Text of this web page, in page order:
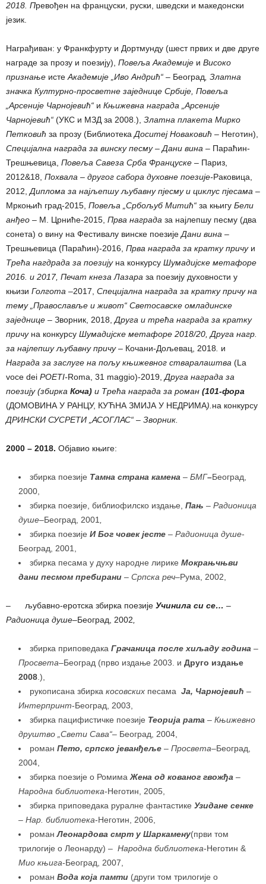
2018. Превођен на француски, руски, шведски и македонски
језик.
Награђиван: у Франкфурту и Дортмунду (шест првих и две друге
награде за прозу и поезију), Повеља Академије и Високо
признање истеАкадемије „Иво Андрић“ – Београд, Златна
значка Културно-просветне заједнице Србије, Повеља
„Арсеније Чарнојевић“ и Књижевна награда „Арсеније
Чарнојевић“ (УКС и МЗД за 2008.), Златна плакета Мирко
Петковић за прозу (БиблиотекаДоситеј Новаковић – Неготин),
Специјална награда за винску песму – Дани вина – Параћин-
Трешњевица, Повеља Савеза Срба Француске – Париз,
2012&18, Похвала – другог сабора духовне поезије-Раковица,
2012,Диплома за најљепшу љубавну пјесму и циклус пјесама –
Мркоњић град-2015, Повеља „Србољуб Митић“ за књигу Бели
анђео – М. Црниће-2015, Прва награда за најлепшу песму (два
сонета) о вину на Фестивалу винске поезијеДани вина –
Трешњевица (Параћин)-2016, Прва награда за кратку причуи
Трећа нагдрада за поезију на конкурсу Шумадијске метафоре
2016. и 2017, Печат кнеза Лазара за поезију духовности у
књизи Голгота –2017, Специјална награда за кратку причу на
тему „Православље и живот“ Светосавске омладинске
заједнице – Зворник, 2018, Друга и трећа награда за кратку
причу на конкурсу Шумадијске метафоре 2018/20, Друга нагр.
за најлепшу љубавну причу – Кочани-Дољевац, 2018. и
Награда за заслуге на пољу књижевног стваралаштва (La
voce dei POETI-Roma, 31 maggio)-2019,Друга награда за
поезију (збирка Коча) и Трећа награда за роман (101-фора
(ДОМОВИНА У РАНЦУ, КУЋНА ЗМИЈА У НЕДРИМА).на конкурсу
ДРИНСКИ СУСРЕТИ „АСОГЛАС“ – Зворник.
2000 – 2018. Објавио књиге:
збирка поезије Тамна страна камена – БМГ–Београд,
2000,
збирка поезије, библиофилско издање, Пањ – Радионица
душе–Београд, 2001,
збирка поезије И Бог човек јесте – Радионица душе-
Београд, 2001,
збирка песама у духу народне лирике Мокрањчњви
дани песмом пребирани – Српска реч–Рума, 2002,
– љубaвно-еротска збирка поезије Учинила си се… –
Радионица душе–Београд, 2002,
збирка приповедака Грачаница после хиљаду година –
Просвета–Београд (прво издање 2003. и Друго издање
2008.),
рукописана збирка косовских песама Ја, Чарнојевић –
Интерпринт-Београд, 2003,
збирка пацифистичке поезије Теорија рата – Књижевно
друштво „Свети Сава“– Београд, 2004,
роман Пето, српско јеванђеље – Просвета–Београд,
2004,
збирка поезије о РомимаЖена од кованог гвожђа –
Народна библиотека-Неготин, 2005,
збирка приповедака руралне фантастике Узидане сенке
– Нар. библиотека-Неготин, 2006,
романЛеонардова смрт у Шаркамену(први том
трилогије о Леонарду) – Народна библиотека-Неготин &
Мио књига-Београд, 2007,
роман Вода која памти (други том трилогије о